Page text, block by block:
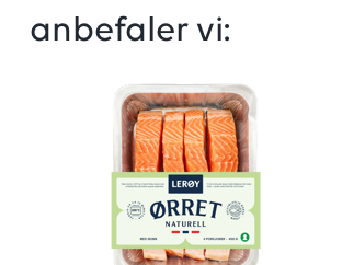
anbefaler vi: